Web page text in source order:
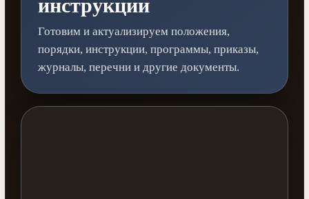
инструкции
Готовим и актуализируем положения,
порядки, инструкции, программы, приказы,
журналы, перечни и другие документы.